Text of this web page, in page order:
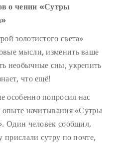
о чении «Сутры
золотистого света»
мысли, изменить ваше
необычные сны, укрепить
что ещё!
особенно попросил нас
опыте начитывания «Сутры
Один человек сообщил,
прислали сутру по почте,